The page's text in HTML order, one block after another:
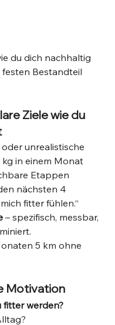
du dich nachhaltig
festen Bestandteil
Ziele wie du
unrealistische
kg in einem Monat
Etappen
nächsten 4
fitter fühlen.“
– spezifisch, messbar,
5 km ohne
Motivation
fitter werden?